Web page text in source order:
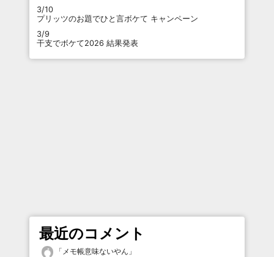
3/10
プリッツのお題でひと言ボケて キャンペーン
3/9
干支でボケて2026 結果発表
最近のコメント
「 メモ帳意味ないやん 」